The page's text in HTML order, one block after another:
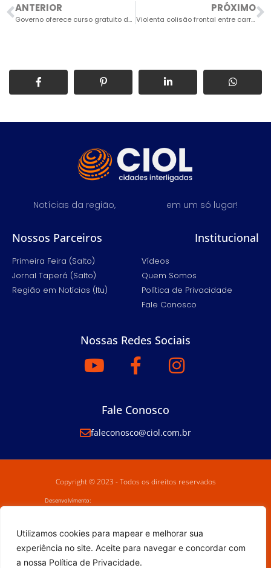
Utilizamos cookies para mapear e melhorar sua
experiência no site. Aceite para navegar e concordar com
a nossa Política de Privacidade.
ANTERIOR
Governo oferece curso gratuito de Finanças Pessoais
PRÓXIMO
Violenta colisão frontal entre carros deixa duas pessoas gravemente feridas
Notícias da região, em um só lugar!
Nossos Parceiros
Primeira Feira (Salto)
Jornal Taperá (Salto)
Região em Notícias (Itu)
Institucional
Vídeos
Quem Somos
Política de Privacidade
Fale Conosco
Nossas Redes Sociais
Fale Conosco
faleconosco@ciol.com.br
Copyright © 2023 - Todos os direitos reservados
Desenvolvimento: